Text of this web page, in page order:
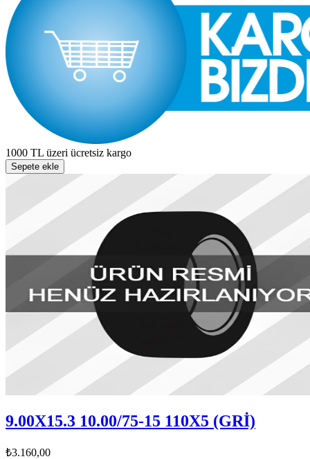
1000 TL üzeri ücretsiz kargo
Sepete ekle
9.00X15.3 10.00/75-15 110X5 (GRİ)
₺3.160,00